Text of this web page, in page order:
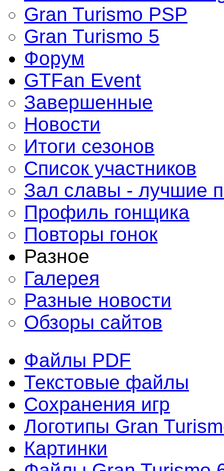
Gran Turismo PSP
Gran Turismo 5
Форум
GTFan Event
Завершенные
Новости
Итоги сезонов
Список участников
Зал славы - лучшие
Профиль гонщика
Повторы гонок
Разное
Галерея
Разные новости
Обзоры сайтов
Файлы PDF
Текстовые файлы
Сохранения игр
Логотипы Gran
Картинки